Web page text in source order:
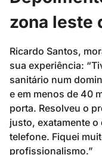
zona leste
Ricardo Santos,
sua experiência:
sanitário num
e em menos de 40
porta. Resolveu o
justo, exatamente
telefone. Fiquei
profissionalismo.”